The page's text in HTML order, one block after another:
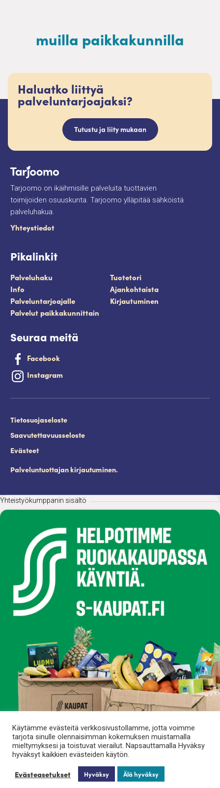
muilla paikkakunnilla
Haluatko liittyä
palveluntarjoajaksi?
Tutustu ja liity mukaan
Tarjoomo on ikäihmisille palveluita tuottavien
toimijoiden osuuskunta. Tarjoomo ylläpitää sähköistä
palveluhakua.
Yhteystiedot
Pikalinkit
Palveluhaku
Tuotetori
Info
Ajankohtaista
Palveluntarjoajalle
Kirjautuminen
Palvelut paikkakunnittain
Seuraa meitä
Facebook
Instagram
Tietosuojaseloste
Saavutettavuusseloste
Evästeet
Palveluntuottajan kirjautuminen.
Käytämme evästeitä verkkosivustollamme, jotta voimme
tarjota sinulle olennaisimman kokemuksen muistamalla
mieltymyksesi ja toistuvat vierailut. Napsauttamalla Hyväksy
hyväksyt kaikkien evästeiden käytön.
Evästeasetukset Hyväksy Älä hyväksy
Yhteistyökumppanin sisältö